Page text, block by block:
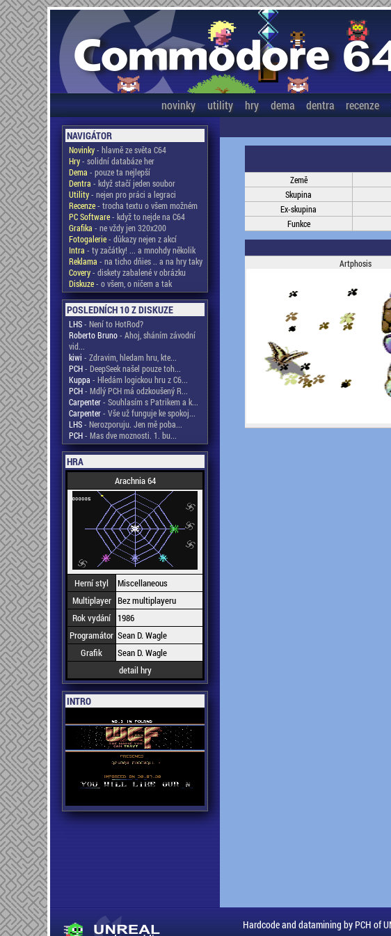
novinky utility hry dema dentra recenze
NAVIGÁTOR
Novinky- hlavně ze světa C64
Hry- solidní databáze her
Dema - pouze ta nejlepší
Dentra - když stačí jeden soubor
Utility- nejen pro práci a legraci
Recenze- trocha textu o všem možném
PC Software- když to nejde na C64
Grafika - ne vždy jen 320x200
Fotogalerie- důkazy nejen z akcí
Intra - ty začátky! ... a mnohdy několik
Reklama - na ticho dňies .. a na hry taky
Covery- diskety zabalené v obrázku
Diskuze- o všem, o ničem a tak
POSLEDNÍCH 10 Z DISKUZE
LHS- Není to HotRod?
Roberto Bruno- Ahoj, sháním závodní
vid...
kiwi - Zdravim, hledam hru, kte...
PCH- DeepSeek našel pouze toh...
Kuppa - Hledám logickou hru z C6...
PCH- Mdlý PCH má odzkoušený R...
Carpenter- Souhlasím s Patrikem a k...
Carpenter- Vše už funguje ke spokoj...
LHS- Nerozporuju. Jen mě poba...
PCH- Mas dve moznosti. 1. bu...
HRA
Arachnia 64
Herní styl
Miscellaneous
Multiplayer Bez multiplayeru
Rok vydání
1986
Programátor Sean D. Wagle
Grafik
Sean D. Wagle
detail hry
INTRO
Země
Skupina
Ex-skupina
Funkce
Artphosis
Hardcode and datamining by PCH of